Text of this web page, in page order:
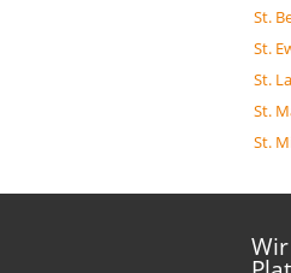
St.
St.
St.
St.
St.